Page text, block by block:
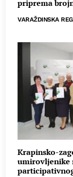
priprema
VARAŽDINSKA
Krapinsko-
umirovljenike